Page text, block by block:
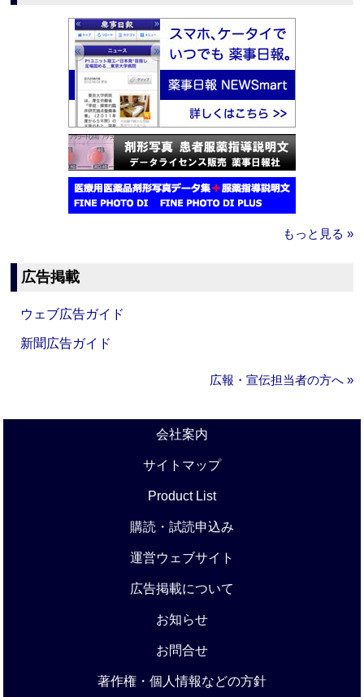
もっと見る »
広告掲載
ウェブ広告ガイド
新聞広告ガイド
広報・宣伝担当者の方へ »
会社案内
サイトマップ
Product List
購読・試読申込み
運営ウェブサイト
広告掲載について
お知らせ
お問合せ
著作権・個人情報などの方針